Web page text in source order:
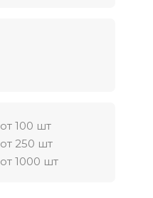
от 100 шт
от 250 шт
от 1000 шт